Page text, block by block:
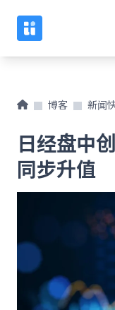
博客 新闻
日经盘中
同步升值